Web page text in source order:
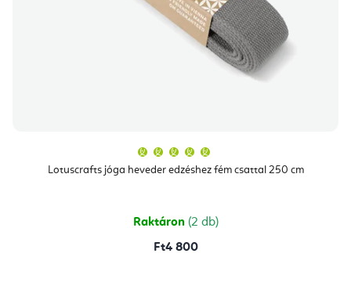
Lotuscrafts jóga heveder edzéshez fém csattal 250 cm
átlagos
értékelése
csillag.
Raktáron (2 db)
Ft4 800